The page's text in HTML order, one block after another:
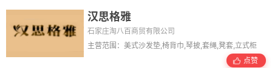
汉思格雅
石家庄淘八百商贸有限公司
主营范围：美式沙发垫,椅背巾,琴披,套绳,凳套,立式柜
点赞